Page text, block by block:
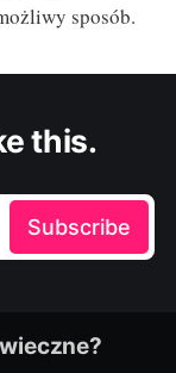
sposób.
this.
Subscribe